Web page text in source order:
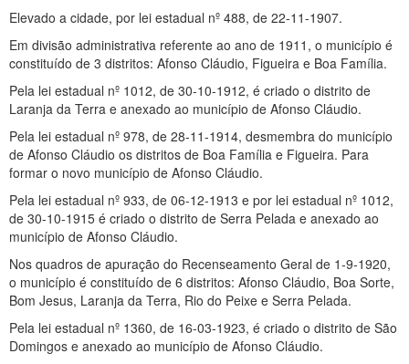
Elevado a cidade, por lei estadual nº 488, de 22-11-1907.
Em divisão administrativa referente ao ano de 1911, o município é
constituído de 3 distritos: Afonso Cláudio, Figueira e Boa Família.
Pela lei estadual nº 1012, de 30-10-1912, é criado o distrito de
Laranja da Terra e anexado ao município de Afonso Cláudio.
Pela lei estadual nº 978, de 28-11-1914, desmembra do município
de Afonso Cláudio os distritos de Boa Família e Figueira. Para
formar o novo município de Afonso Cláudio.
Pela lei estadual nº 933, de 06-12-1913 e por lei estadual nº 1012,
de 30-10-1915 é criado o distrito de Serra Pelada e anexado ao
município de Afonso Cláudio.
Nos quadros de apuração do Recenseamento Geral de 1-9-1920,
o município é constituído de 6 distritos: Afonso Cláudio, Boa Sorte,
Bom Jesus, Laranja da Terra, Rio do Peixe e Serra Pelada.
Pela lei estadual nº 1360, de 16-03-1923, é criado o distrito de São
Domingos e anexado ao município de Afonso Cláudio.